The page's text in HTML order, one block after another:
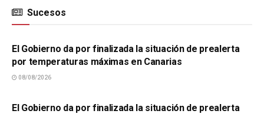
Sucesos
SUCESOS
El Gobierno da por finalizada la situación de prealerta
por temperaturas máximas en Canarias
08/08/2026
El Gobierno da por finalizada la situación de prealerta